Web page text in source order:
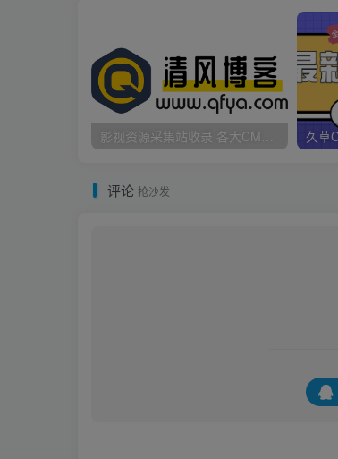
影视资源采集站收录 各大CMS采集资源站网址合集
评论 抢沙发